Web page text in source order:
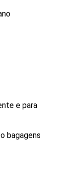
e para
bagagens